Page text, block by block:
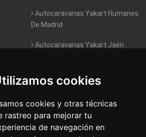
cookies
cookies y otras técnicas
rastreo para mejorar tu
de navegación en
Autocaravanas Yakart Humanes
De Madrid
Autocaravanas Yakart Jaén
Autocaravanas Yakart Valencia
Autocaravanas Yakart Vitoria
· La empresa